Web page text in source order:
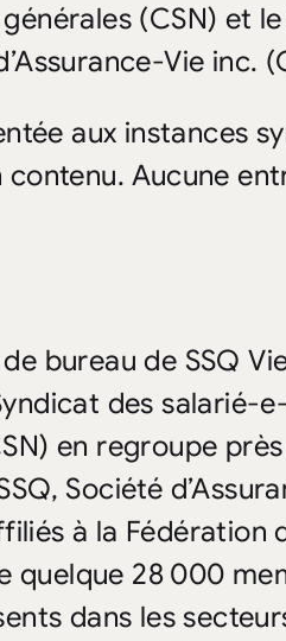
(CSN) et
Vie inc.
aux instances
Aucune
bureau de SSQ
des salarié-
en regroupe
Société
à la Fédération
quelque 28 000
dans les